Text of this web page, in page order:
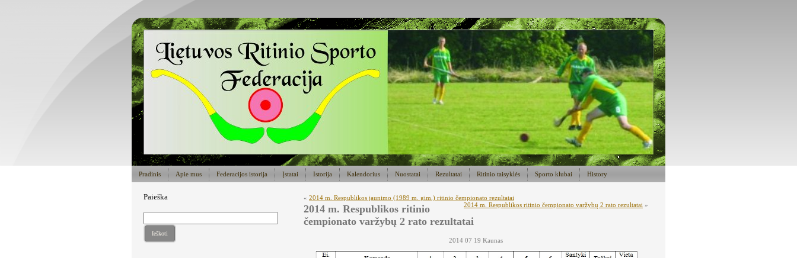
Pradinis Apie mus Federacijos istorija Įstatai Istorija Kalendorius Nuostatai Rezultatai Ritinio taisyklės Sporto klubai History
Paieška
Ieškoti
« 2014 m. Respublikos jaunimo (1989 m. gim.) ritinio čempionato rezultatai
2014 m. Respublikos ritinio čempionato varžybų 2 rato rezultatai »
2014 m. Respublikos ritinio
čempionato varžybų 2 rato rezultatai
2014 07 19 Kaunas